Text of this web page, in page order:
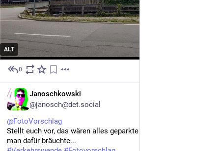
ALT
0
Janoschkowski
@janosch@det.social
@FotoVorschlag
Stellt euch vor, das wären alles geparkte Autos. Wie viel Platz
man dafür bräuchte...